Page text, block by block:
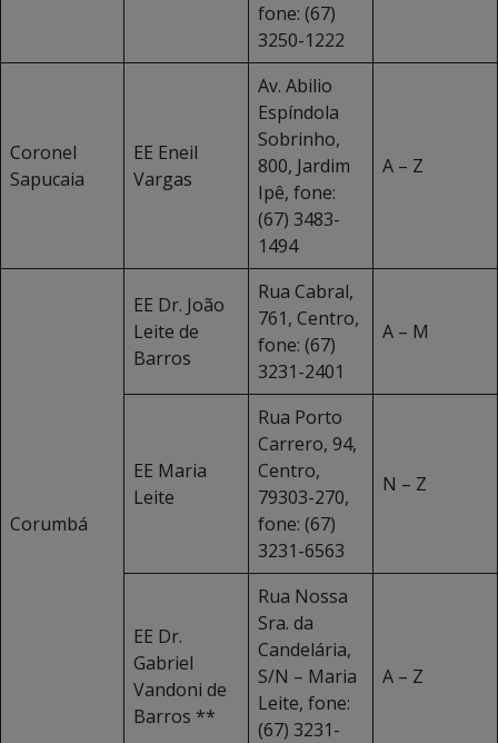
fone: (67)
3250-1222
Coronel
Sapucaia
EE Eneil
Vargas
Av. Abilio
Espíndola
Sobrinho,
800, Jardim
Ipê, fone:
(67) 3483-
1494
A – Z
Corumbá
EE Dr. João
Leite de
Barros
Rua Cabral,
761, Centro,
fone: (67)
3231-2401
A – M
EE Maria
Leite
Rua Porto
Carrero, 94,
Centro,
79303-270,
fone: (67)
3231-6563
N – Z
EE Dr.
Gabriel
Vandoni de
Barros **
Rua Nossa
Sra. da
Candelária,
S/N – Maria
Leite, fone:
(67) 3231-
A – Z